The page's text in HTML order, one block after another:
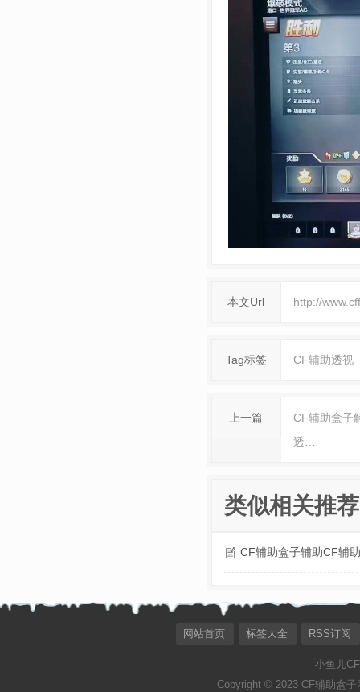
本文Url http://
Tag标签 CF辅助透视
上一篇
CF辅助盒子
透…
类似相关推荐
CF辅助盒子辅助CF辅
网站首页 标签大全 RSS订阅
小鱼儿
Copyright © 2023 CF辅助盒